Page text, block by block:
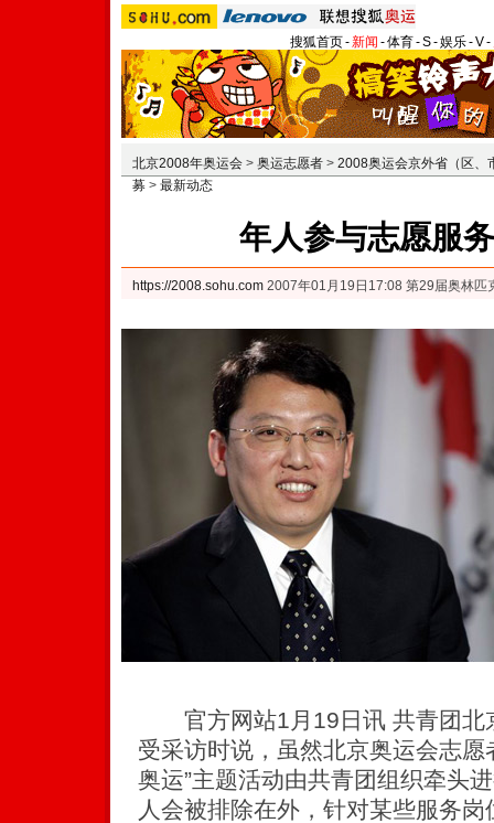
搜狐首页-新闻 -体育-S-娱乐-V-
北京2008年奥运会 > 奥运志愿者 > 2008奥运会京外省（区、
募 > 最新动态
年人参与志愿服
https://2008.sohu.com 2007年01月19日17:08 第29届奥林匹
官方网站1月19日讯 共青团北
受采访时说，虽然北京奥运会志愿
奥运”主题活动由共青团组织牵头
人会被排除在外，针对某些服务